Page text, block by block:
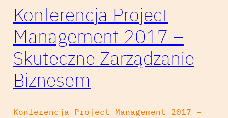
Konferencja Project
Management 2017 –
Skuteczne Zarządzanie
Biznesem
Konferencja Project Management 2017 –